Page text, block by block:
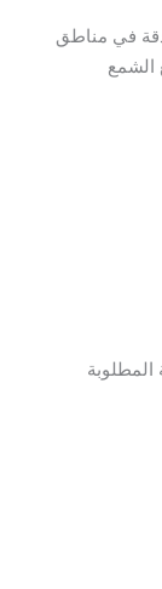
في مناطق
الشمع